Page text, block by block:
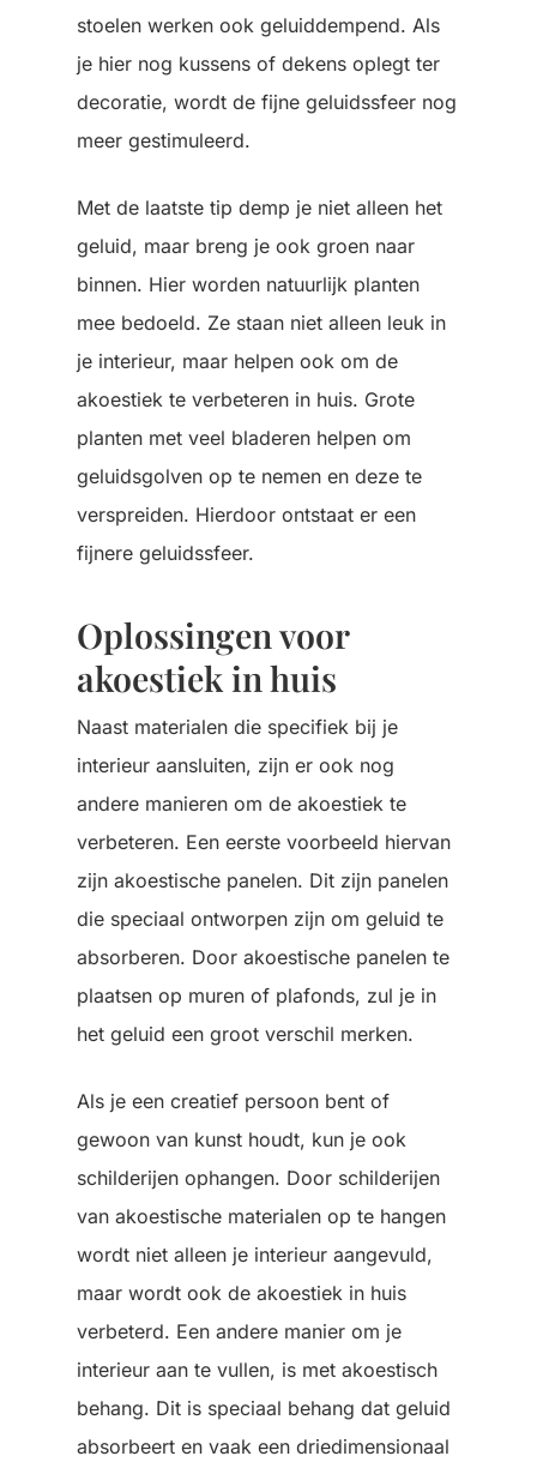
stoelen werken ook geluiddempend. Als
je hier nog kussens of dekens oplegt ter
decoratie, wordt de fijne geluidssfeer nog
meer gestimuleerd.
Met de laatste tip demp je niet alleen het
geluid, maar breng je ook groen naar
binnen. Hier worden natuurlijk planten
mee bedoeld. Ze staan niet alleen leuk in
je interieur, maar helpen ook om de
akoestiek te verbeteren in huis. Grote
planten met veel bladeren helpen om
geluidsgolven op te nemen en deze te
verspreiden. Hierdoor ontstaat er een
fijnere geluidssfeer.
Oplossingen voor
akoestiek in huis
Naast materialen die specifiek bij je
interieur aansluiten, zijn er ook nog
andere manieren om de akoestiek te
verbeteren. Een eerste voorbeeld hiervan
zijn akoestische panelen. Dit zijn panelen
die speciaal ontworpen zijn om geluid te
absorberen. Door akoestische panelen te
plaatsen op muren of plafonds, zul je in
het geluid een groot verschil merken.
Als je een creatief persoon bent of
gewoon van kunst houdt, kun je ook
schilderijen ophangen. Door schilderijen
van akoestische materialen op te hangen
wordt niet alleen je interieur aangevuld,
maar wordt ook de akoestiek in huis
verbeterd. Een andere manier om je
interieur aan te vullen, is met akoestisch
behang. Dit is speciaal behang dat geluid
absorbeert en vaak een driedimensionaal